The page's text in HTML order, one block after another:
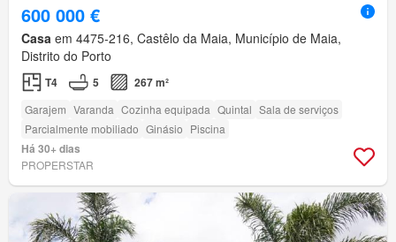
600 000 €
Casa em 4475-216, Castêlo da Maia, Município de Maia,
Distrito do Porto
T4 5 267 m²
Garajem Varanda Cozinha equipada Quintal Sala de serviços
Parcialmente mobiliado Ginásio Piscina
Há 30+ dias
PROPERSTAR